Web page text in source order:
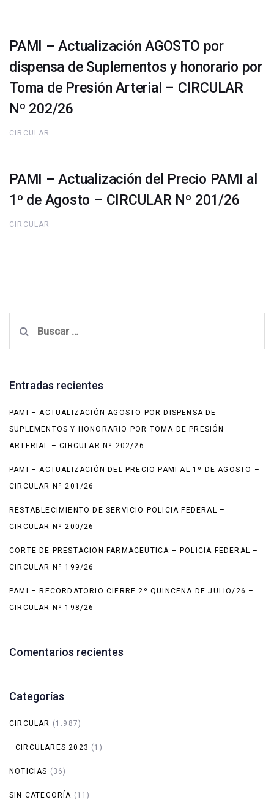
PAMI – Actualización AGOSTO por
dispensa de Suplementos y honorario por
Toma de Presión Arterial – CIRCULAR
Nº 202/26
CIRCULAR
PAMI – Actualización del Precio PAMI al
1º de Agosto – CIRCULAR Nº 201/26
CIRCULAR
Entradas recientes
PAMI – ACTUALIZACIÓN AGOSTO POR DISPENSA DE
SUPLEMENTOS Y HONORARIO POR TOMA DE PRESIÓN
ARTERIAL – CIRCULAR Nº 202/26
PAMI – ACTUALIZACIÓN DEL PRECIO PAMI AL 1º DE AGOSTO –
CIRCULAR Nº 201/26
RESTABLECIMIENTO DE SERVICIO POLICIA FEDERAL –
CIRCULAR Nº 200/26
CORTE DE PRESTACION FARMACEUTICA – POLICIA FEDERAL –
CIRCULAR Nº 199/26
PAMI – RECORDATORIO CIERRE 2º QUINCENA DE JULIO/26 –
CIRCULAR Nº 198/26
Comentarios recientes
Categorías
CIRCULAR (1.987)
CIRCULARES 2023 (1)
NOTICIAS (36)
SIN CATEGORÍA (11)